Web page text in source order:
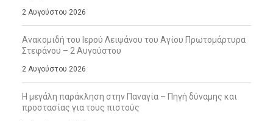
2 Αυγούστου 2026
Ανακομιδή του Ιερού Λειψάνου του Αγίου Πρωτομάρτυρα
Στεφάνου – 2 Αυγούστου
2 Αυγούστου 2026
Η μεγάλη παράκληση στην Παναγία – Πηγή δύναμης και
προστασίας για τους πιστούς